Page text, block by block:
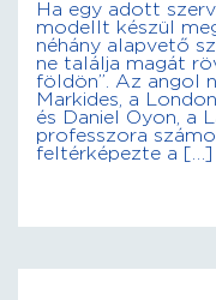
Ha egy adott
modellt készül
néhány alapvető
ne találja magát
földön”. Az angol
Markides, a
és Daniel Oyon, a
professzora
feltérképezte a […]